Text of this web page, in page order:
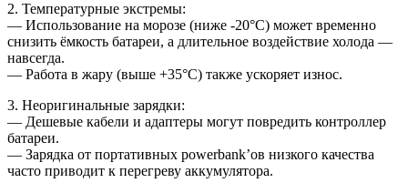
2. Температурные экстремы:
— Использование на морозе (ниже -20°C) может временно
снизить ёмкость батареи, а длительное воздействие холода —
навсегда.
— Работа в жару (выше +35°C) также ускоряет износ.
3. Неоригинальные зарядки:
— Дешевые кабели и адаптеры могут повредить контроллер
батареи.
— Зарядка от портативных powerbank’ов низкого качества
часто приводит к перегреву аккумулятора.